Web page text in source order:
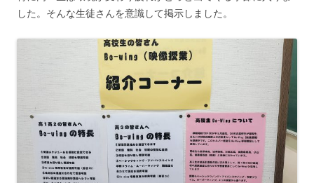
した。そんな生徒さんを意識して掲示しました。